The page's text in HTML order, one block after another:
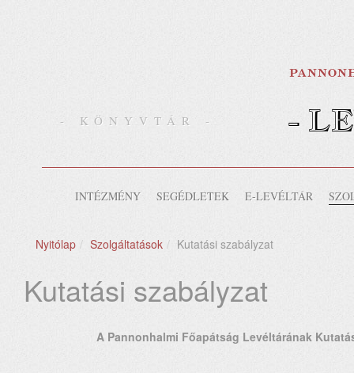
- KÖNYVTÁR - -
INTÉZMÉNY SEGÉDLETEK E-LEVÉLTÁR
Nyitólap Szolgáltatások Kutatási szabályzat
Kutatási szabályzat
A Pannonhalmi Főapátság Levéltárának